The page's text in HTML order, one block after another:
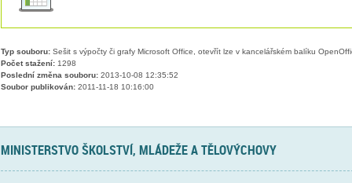
Typ souboru:Sešit s výpočty či grafy Microsoft Office, otevřít lze v kancelářském balíku
Počet stažení:1298
Poslední změna souboru:2013-10-08 12:35:52
Soubor publikován:2011-11-18 10:16:00
MINISTERSTVO ŠKOLSTVÍ, MLÁDEŽE A TĚLOVÝCHOVY